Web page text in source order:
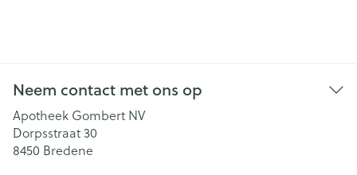
Neem contact met ons op
Apotheek Gombert NV
Dorpsstraat 30
8450 Bredene